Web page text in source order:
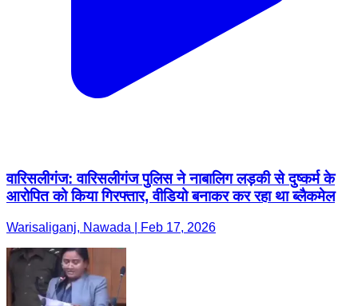
वारिसलीगंज: वारिसलीगंज पुलिस ने नाबालिग लड़की से दुष्कर्म के
आरोपित को किया गिरफ्तार, वीडियो बनाकर कर रहा था ब्लैकमेल
Warisaliganj, Nawada | Feb 17, 2026